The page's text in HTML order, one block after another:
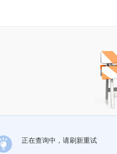
正在查询中，请刷新重试